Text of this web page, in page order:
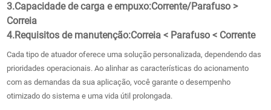
3.Capacidade de carga e empuxo:Corrente/Parafuso >
Correia
4.Requisitos de manutenção:Correia < Parafuso < Corrente
Cada tipo de atuador oferece uma solução personalizada, dependendo das
prioridades operacionais. Ao alinhar as características do acionamento
com as demandas da sua aplicação, você garante o desempenho
otimizado do sistema e uma vida útil prolongada.